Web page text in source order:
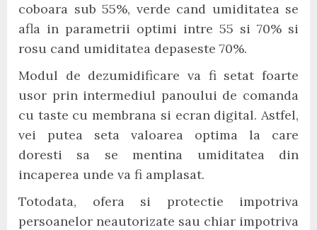
coboara sub 55%, verde cand umiditatea se
afla in parametrii optimi intre 55 si 70% si
rosu cand umiditatea depaseste 70%.
Modul de dezumidificare va fi setat foarte
usor prin intermediul panoului de comanda
cu taste cu membrana si ecran digital. Astfel,
vei putea seta valoarea optima la care
doresti sa se mentina umiditatea din
incaperea unde va fi amplasat.
Totodata, ofera si protectie impotriva
persoanelor neautorizate sau chiar impotriva